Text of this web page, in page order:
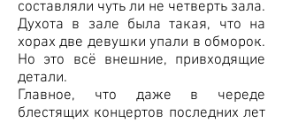
составляли чуть ли не четверть зала.
Духота в зале была такая, что на
хорах две девушки упали в обморок.
Но это всё внешние, привходящие
детали.
Главное, что даже в череде
блестящих концертов последних лет